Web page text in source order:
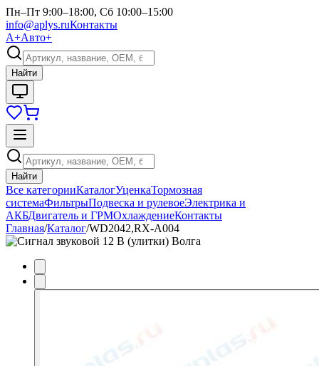
Пн–Пт 9:00–18:00, Сб 10:00–15:00
info@aplys.ruКонтакты
А+Авто+
Найти
Найти
Все категорииКаталогУценкаТормозная
системаФильтрыПодвеска и рулевоеЭлектрика и
АКБДвигатель и ГРМОхлаждениеКонтакты
Главная/Каталог/WD2042,RX-A004